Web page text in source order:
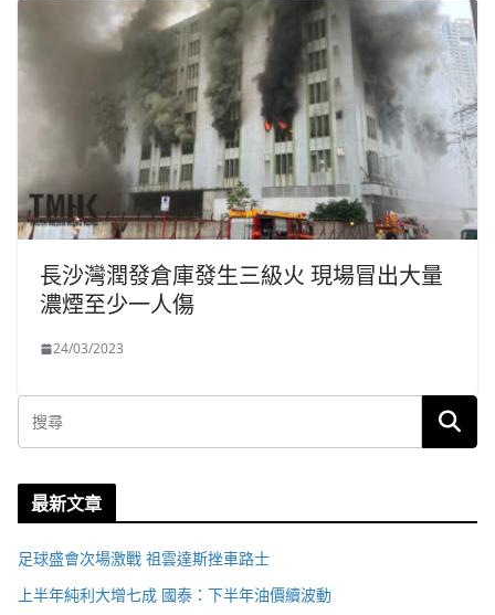
長沙灣潤發倉庫發生三級火 現場冒出大量
濃煙至少一人傷
24/03/2023
最新文章
足球盛會次場激戰 祖雲達斯挫車路士
上半年純利大增七成 國泰：下半年油價續波動